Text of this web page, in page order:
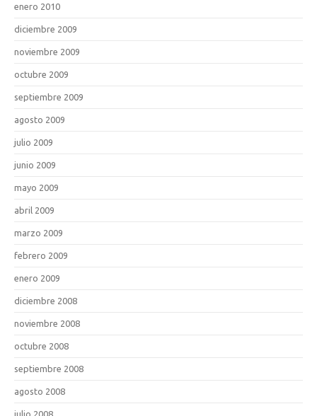
enero 2010
diciembre 2009
noviembre 2009
octubre 2009
septiembre 2009
agosto 2009
julio 2009
junio 2009
mayo 2009
abril 2009
marzo 2009
febrero 2009
enero 2009
diciembre 2008
noviembre 2008
octubre 2008
septiembre 2008
agosto 2008
julio 2008